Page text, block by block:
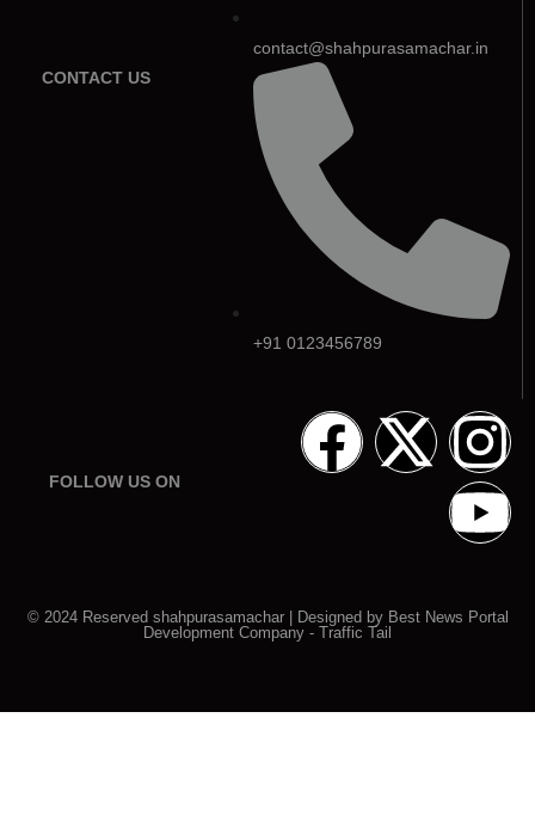
CONTACT US
contact@shahpurasamachar.in
+91 0123456789
FOLLOW US ON
© 2024 Reserved shahpurasamachar | Designed by Best News Portal
Development Company - Traffic Tail